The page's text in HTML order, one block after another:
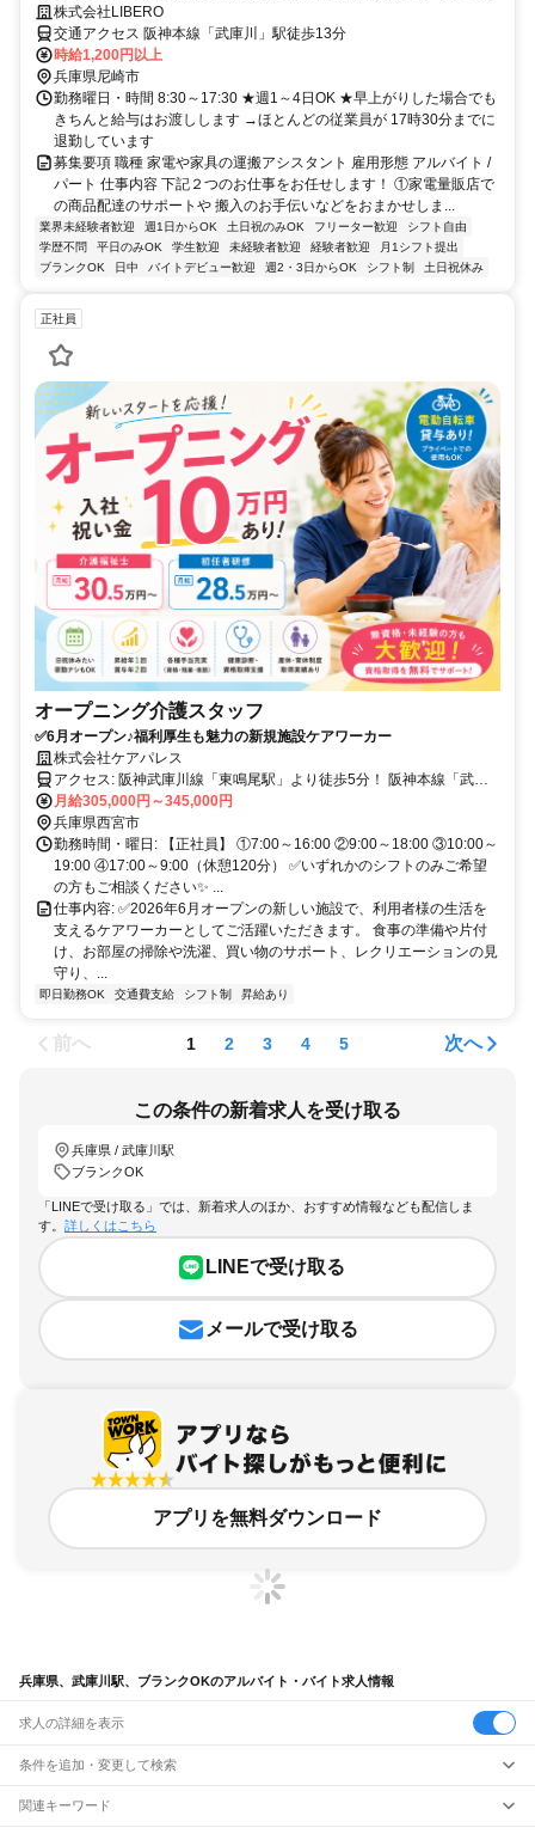
上がりしてもお給料は変わらず◎
株式会社LIBERO
交通アクセス 阪神本線「武庫川」駅徒歩13分
時給1,200円以上
兵庫県尼崎市
勤務曜日・時間 8:30～17:30 ★週1～4日OK ★早上がりした場合でも
きちんと給与はお渡しします →ほとんどの従業員が 17時30分までに
退勤しています
募集要項 職種 家電や家具の運搬アシスタント 雇用形態 アルバイト /
パート 仕事内容 下記２つのお仕事をお任せします！ ①家電量販店で
の商品配達のサポートや 搬入のお手伝いなどをおまかせしま...
業界未経験者歓迎 週1日からOK 土日祝のみOK フリーター歓迎
シフト自由
学歴不問
平日のみOK 学生歓迎 未経験者歓迎 経験者歓迎
月1シフト提出
ブランクOK
日中 バイトデビュー歓迎 週2・3日からOK シフト制 土日祝休み
正社員
オープニング介護スタッフ
✅6月オープン♪福利厚生も魅力の新規施設ケアワーカー
株式会社ケアパレス
アクセス: 阪神武庫川線「東鳴尾駅」より徒歩5分！ 阪神本線「武庫
川駅」より貸出自転車にて3分！ ✨バイクOK・車通勤相談可✨ ✨電動
自転車の貸出あり✨
月給305,000円～345,000円
兵庫県西宮市
勤務時間・曜日: 【正社員】 ①7:00～16:00 ②9:00～18:00 ③10:00～
19:00 ④17:00～9:00（休憩120分） ✅いずれかのシフトのみご希望
の方もご相談ください✨ ...
仕事内容: ✅2026年6月オープンの新しい施設で、利用者様の生活を
支えるケアワーカーとしてご活躍いただきます。 食事の準備や片付
け、お部屋の掃除や洗濯、買い物のサポート、レクリエーションの見
守り、...
即日勤務OK 交通費支給 シフト制 昇給あり
前へ 1 2 3 4 5 次へ
この条件の新着求人を受け取る
兵庫県 / 武庫川駅
ブランクOK
「LINEで受け取る」では、新着求人のほか、おすすめ情報なども配信しま
す。 詳しくはこちら
LINEで受け取る
メールで受け取る
アプリを無料ダウンロード
兵庫県、武庫川駅、ブランクOKのアルバイト・バイト求人情報
求人の詳細を表示
条件を追加・変更して検索
市区町村を追加・変更
関連キーワード